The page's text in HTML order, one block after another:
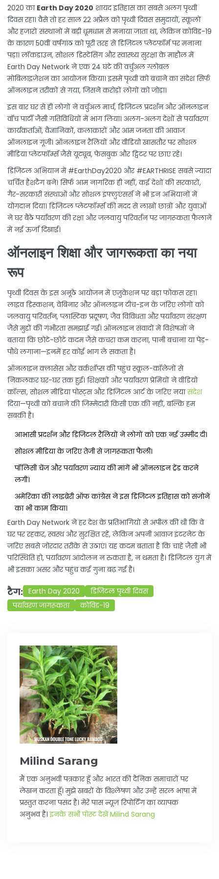
2020 का Earth Day 2020 शायद इतिहास का सबसे अलग पृथ्वी
दिवस रहा। वैसे तो हर साल 22 अप्रैल को पृथ्वी दिवस समुदायों, स्कूलों
और हजारों संस्थानों में बड़ी धूमधाम से मनाया जाता था, लेकिन कोविड-19
के कारण 50वीं वर्षगांठ को पूरी तरह से डिजिटल प्लेटफॉर्म पर मनाना
पड़ा। लॉकडाउन, सोशल डिस्टेंसिंग और स्वास्थ्य सुरक्षा के माहौल में
Earth Day Network ने एक 24 घंटे की वर्चुअल ग्लोबल
मोबिलाइजेशन का आयोजन किया। इसमें पृथ्वी को बचाने का संदेश सिर्फ
ऑनलाइन तरीकों से गया, जिसने करोड़ों लोगों को जोड़ा।
इस बार घर से ही लोगों ने वर्चुअल मार्च, डिजिटल प्रदर्शन और ऑनलाइन
वॉच पार्टी जैसी गतिविधियों में भाग लिया। अलग-अलग देशों से पर्यावरण
कार्यकर्ताओं, वैज्ञानिकों, कलाकारों और आम जनता की आवाज
ऑनलाइन गूंजी। ऑनलाइन रैलियों और वीडियो खासतौर पर सोशल
मीडिया प्लेटफॉर्म्स जैसे यूट्यूब, फेसबुक और ट्विटर पर छाए रहे।
डिजिटल अभियान में #EarthDay2020 और #EARTHRISE सबसे ज्यादा
चर्चित हैशटैग बने। सिर्फ आम नागरिक ही नहीं, कई देशों की सरकारों,
गैर-सरकारी संस्थाओं और सोशल इंफ्लुएंसर्स ने भी इन अभियानों में
योगदान दिया। डिजिटल प्लेटफॉर्म्स की मदद से लाखों छात्रों और युवाओं
ने घर बैठे पर्यावरण की रक्षा और जलवायु परिवर्तन पर जागरूकता फैलाने
में नई ऊर्जा दिखाई।
ऑनलाइन शिक्षा और जागरूकता का नया
रूप
पृथ्वी दिवस के इस अनूठे आयोजन में एजुकेशन पर बड़ा फोकस रहा।
लाइव डिस्कशन, वेबिनार और ऑनलाइन टीच-इन के जरिए लोगों को
जलवायु परिवर्तन, प्लास्टिक प्रदूषण, जैव विविधता और पर्यावरण संरक्षण
जैसे मुद्दों की गंभीरता समझाई गई। ऑनलाइन संवादों में विशेषज्ञों ने
बताया कि छोटे-छोटे कदम जैसे कचरा कम करना, पानी बचाना या पेड़-
पौधे लगाना—इनमें हर कोई भाग ले सकता है।
ऑनलाइन क्लासेस और वर्कशॉप्स की पहुंच स्कूल-कॉलेजों से
निकलकर घर-घर तक हुई। शिक्षकों और पर्यावरण प्रेमियों ने वीडियो
कॉल्स, सोशल मीडिया पोस्ट्स और डिजिटल आर्ट के जरिए नयासंदेश
दिया—पृथ्वी को बचाने की जिम्मेदारी किसी एक की नहीं, बल्कि हम
सबकी है।
आभासी प्रदर्शन और डिजिटल रैलियों ने लोगों को एक नई उम्मीद दी।
सोशल मीडिया के जरिए तेजी से जागरूकता फैली।
पॉलिसी चेंज और पर्यावरण न्याय की मांगें भी ऑनलाइन ट्रेंड करने
लगीं।
अमेरिका की लाइब्रेरी ऑफ कांग्रेस ने इस डिजिटल इतिहास को संजोने
का भी काम किया।
Earth Day Network ने हर देश के प्रतिभागियों से अपील की थी कि वे
घर पर रहकर, स्वस्थ और सुरक्षित रहें, लेकिन अपनी आवाज इंटरनेट के
जरिए सबसे जोरदार तरीके से उठाएं। यह कदम बताता है कि चाहे जैसी भी
परिस्थिति हो, पर्यावरण आंदोलन न रुकता है, न थमता है। डिजिटल युग में
भी इसका असर और पहुंच कई गुना बढ़ गई है।
टैग: Earth Day 2020
डिजिटल पृथ्वी दिवस
पर्यावरण जागरूकता
कोविड-19
Milind Sarang
मैं एक अनुभवी पत्रकार हूँ और भारत की दैनिक समाचारों पर
लेखन करता हूँ। मुझे खबरों के विश्लेषण और उन्हें सरल भाषा में
प्रस्तुत करना पसंद है। मेरे पास न्यूज़ रिपोर्टिंग का व्यापक
अनुभव है।इनके सभी पोस्ट देखें Milind Sarang